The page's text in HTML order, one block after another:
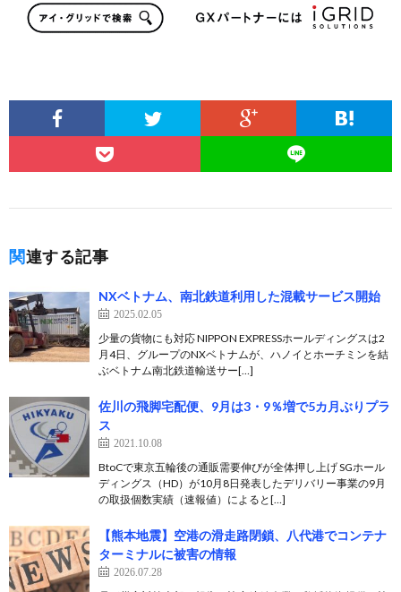
関連する記事
NXベトナム、南北鉄道利用した混載サービス開始
2025.02.05
少量の貨物にも対応 NIPPON EXPRESSホールディングスは2
月4日、グループのNXベトナムが、ハノイとホーチミンを結
ぶベトナム南北鉄道輸送サー[…]
佐川の飛脚宅配便、9月は3・9％増で5カ月ぶりプラ
ス
2021.10.08
BtoCで東京五輪後の通販需要伸びが全体押し上げ SGホール
ディングス（HD）が10月8日発表したデリバリー事業の9月
の取扱個数実績（速報値）によると[…]
【熊本地震】空港の滑走路閉鎖、八代港でコンテナ
ターミナルに被害の情報
2026.07.28